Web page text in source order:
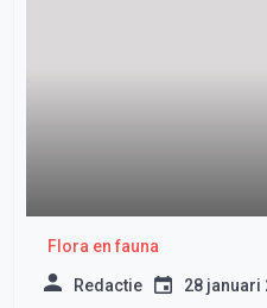
Flora en fauna
Redactie 28 januari